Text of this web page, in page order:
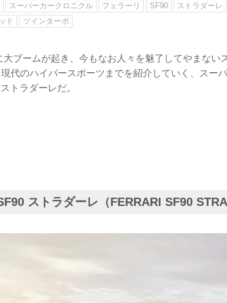
スーパーカークロニクル フェラーリ SF90 ストラダーレ
ド
ツインターボ
大ブームが起き、今もなお人々を魅了してやまない
代のハイパースポーツまでを紹介していく、スー
トラダーレだ。
ストラダーレ（FERRARI SF90